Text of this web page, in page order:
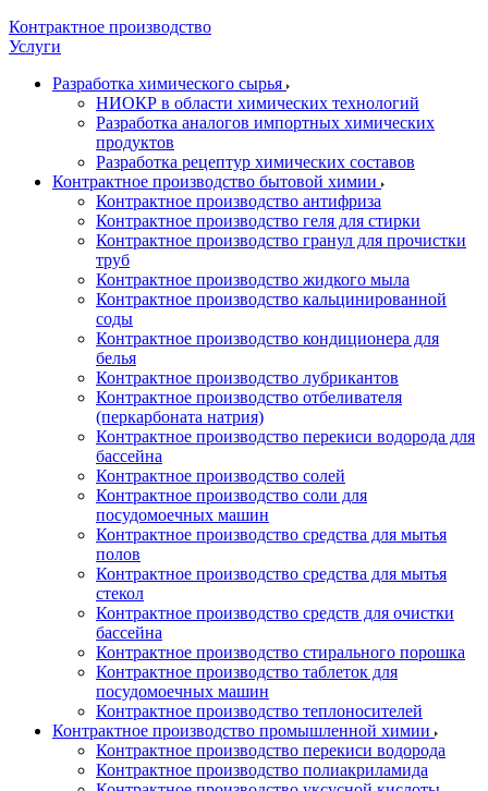
Контрактное производство
Услуги
Разработка химического сырья
НИОКР в области химических технологий
Разработка аналогов импортных химических
продуктов
Разработка рецептур химических составов
Контрактное производство бытовой химии
Контрактное производство антифриза
Контрактное производство геля для стирки
Контрактное производство гранул для прочистки
труб
Контрактное производство жидкого мыла
Контрактное производство кальцинированной
соды
Контрактное производство кондиционера для
белья
Контрактное производство лубрикантов
Контрактное производство отбеливателя
(перкарбоната натрия)
Контрактное производство перекиси водорода для
бассейна
Контрактное производство солей
Контрактное производство соли для
посудомоечных машин
Контрактное производство средства для мытья
полов
Контрактное производство средства для мытья
стекол
Контрактное производство средств для очистки
бассейна
Контрактное производство стирального порошка
Контрактное производство таблеток для
посудомоечных машин
Контрактное производство теплоносителей
Контрактное производство промышленной химии
Контрактное производство перекиси водорода
Контрактное производство полиакриламида